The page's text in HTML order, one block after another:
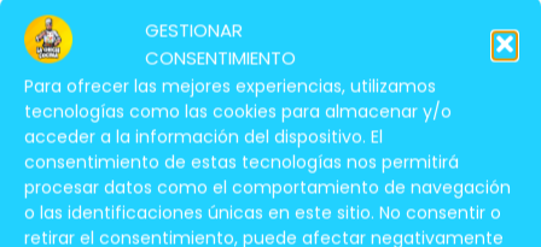
GESTIONAR
CONSENTIMIENTO
Para ofrecer las mejores experiencias, utilizamos
tecnologías como las cookies para almacenar y/o
acceder a la información del dispositivo. El
consentimiento de estas tecnologías nos permitirá
procesar datos como el comportamiento de navegación
o las identificaciones únicas en este sitio. No consentir o
retirar el consentimiento, puede afectar negativamente
¿Qué Se Puede Hacer Para Un
Desayuno Saludable?